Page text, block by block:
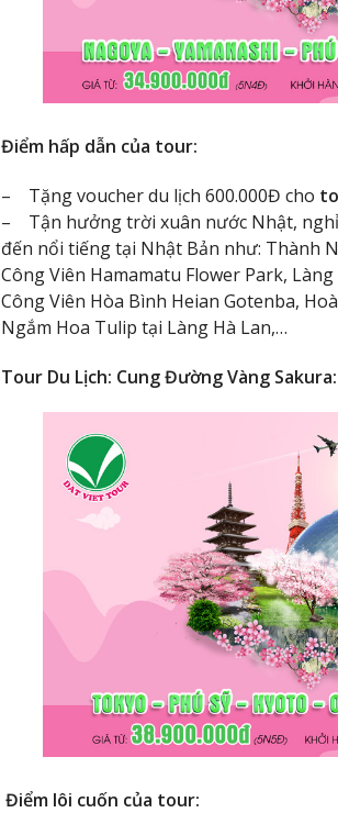
Điểm hấp dẫn của tour:
– Tặng voucher du lịch 600.000Đ cho
– Tận hưởng trời xuân nước Nhật, nghỉ
đến nổi tiếng tại Nhật Bản như: Thành
Công Viên Hamamatu Flower Park,
Công Viên Hòa Bình Heian Gotenba,
Ngắm Hoa Tulip tại Làng Hà Lan,…
Tour Du Lịch: Cung Đường Vàng
Điểm lôi cuốn của tour: